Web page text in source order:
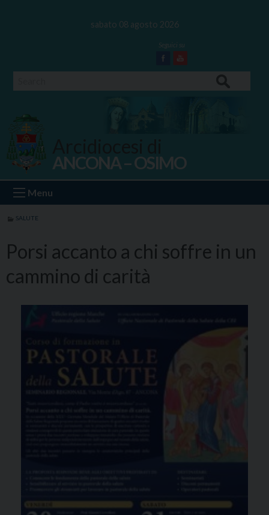
sabato 08 agosto 2026
Facebook
Youtube
Ancona Osimo
ANCONA – OSIMO
Menu
SALUTE
Porsi accanto a chi soffre in un
cammino di carità